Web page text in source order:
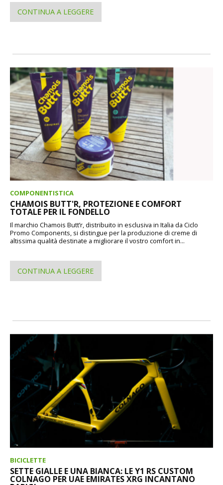
CONTINUA A LEGGERE
COMPONENTISTICA
CHAMOIS BUTT'R, PROTEZIONE E COMFORT
TOTALE PER IL FONDELLO
Il marchio Chamois Butt’r, distribuito in esclusiva in Italia da Ciclo
Promo Components, si distingue per la produzione di creme di
altissima qualità destinate a migliorare il vostro comfort in...
CONTINUA A LEGGERE
BICICLETTE
SETTE GIALLE E UNA BIANCA: LE Y1 RS CUSTOM
COLNAGO PER UAE EMIRATES XRG INCANTANO